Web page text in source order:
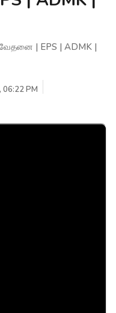
| EPS | ADMK |
06:22 PM